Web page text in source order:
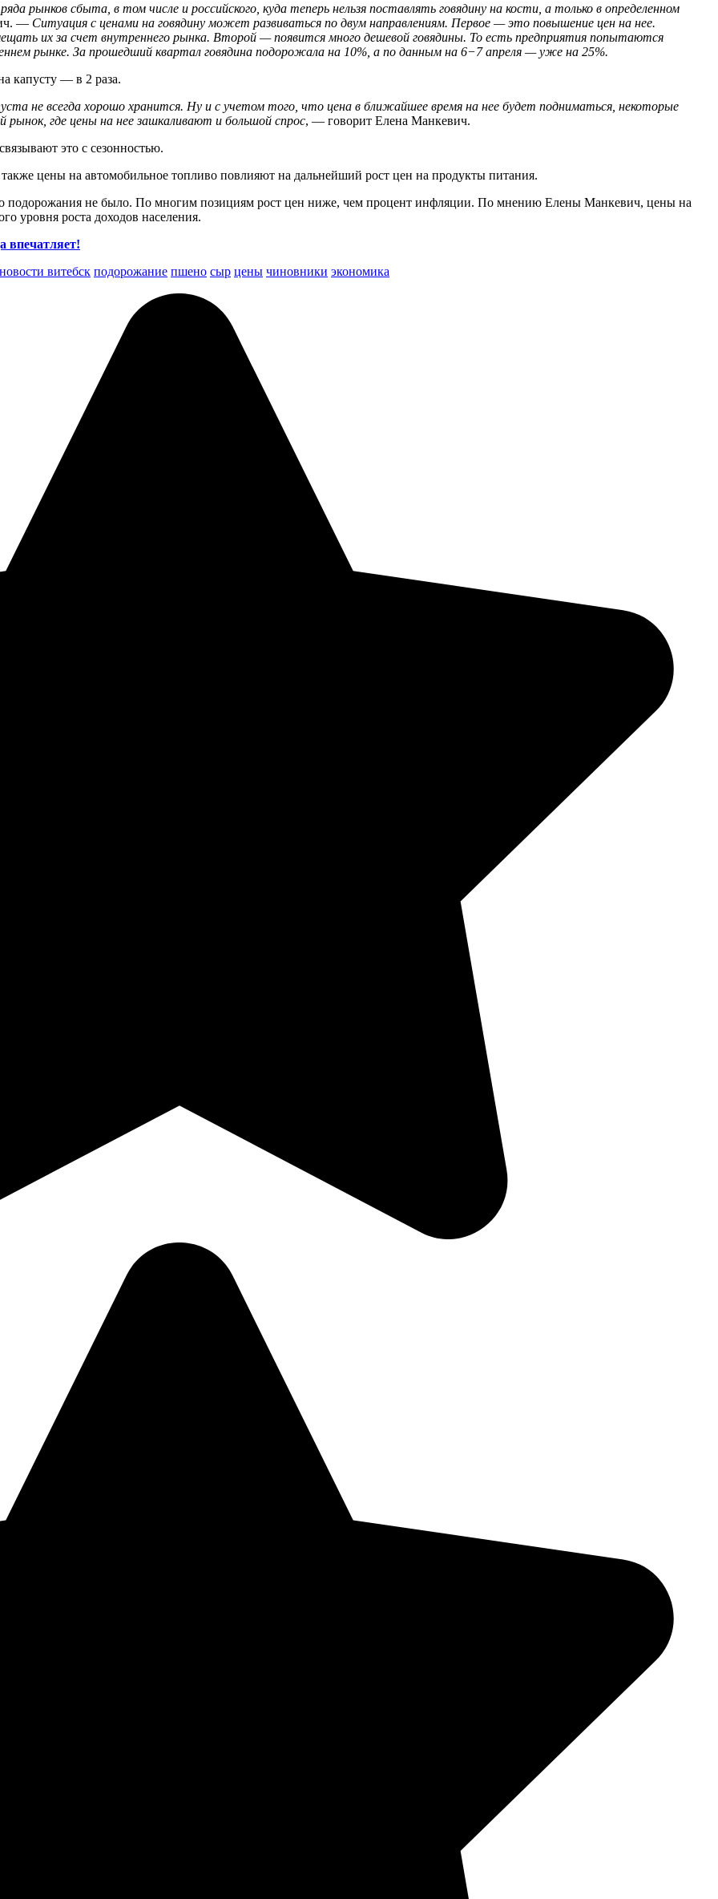
рынков сбыта, в том числе и российского, куда теперь нельзя поставлять говядину на кости, а только в определенном
— Ситуация с ценами на говядину может развиваться по двум направлениям. Первое — это повышение цен на нее.
их за счет внутреннего рынка. Второй — появится много дешевой говядины. То есть предприятия попытаются
рынке. За прошедший квартал говядина подорожала на 10%, а по данным на 6−7 апреля — уже на 25%.
капусту — в 2 раза.
не всегда хорошо хранится. Ну и с учетом того, что цена в ближайшее время на нее будет подниматься, некоторые
рынок, где цены на нее зашкаливают и большой спрос, — говорит Елена Манкевич.
это с сезонностью.
цены на автомобильное топливо повлияют на дальнейший рост цен на продукты питания.
подорожания не было. По многим позициям рост цен ниже, чем процент инфляции. По мнению Елены Манкевич, цены на
уровня роста доходов населения.
впечатляет!
новости витебск подорожание пшено сыр цены чиновники экономика